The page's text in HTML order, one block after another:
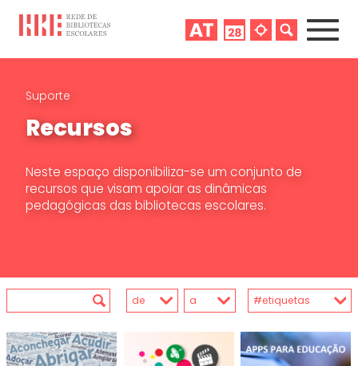
Suporte
Recursos
Neste espaço disponibiliza-se um conjunto de
recursos que visam apoiar as dinâmicas
pedagógicas das bibliotecas escolares.